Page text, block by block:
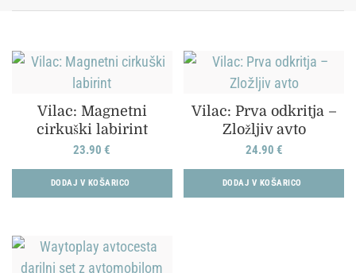
Vilac: Magnetni
cirkuški labirint
23.90€
DODAJ V KOŠARICO
Vilac: Prva odkritja –
Zložljiv avto
24.90 €
DODAJ V KOŠARICO